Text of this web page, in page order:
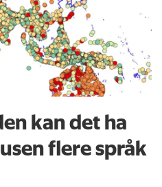
kan det ha
flere språk